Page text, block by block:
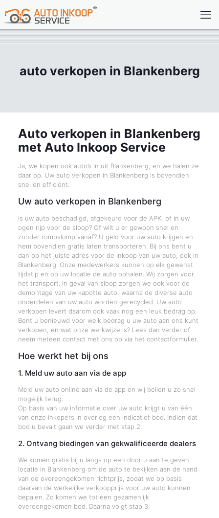
auto verkopen in Blankenberg
Auto verkopen in Blankenberg
met Auto Inkoop Service
Ja, we kopen ook auto’s in uit Blankenberg, en we halen ze
daar op. Uw auto verkopen in Blankenberg is bovendien
snel en efficiënt.
Uw auto verkopen in Blankenberg
Is uw auto beschadigd, afgekeurd voor de APK, of in uw
ogen rijp voor de sloop? Of wilt u er gewoon snel en
zonder rompslomp vanaf? U geld voor uw auto krijgen en
hem bovendien gratis laten transporteren. Bij ons bent u
dan op het juiste adres voor de inkoop van uw auto, ook in
Blankenberg. Onze medewerkers kunnen op elk gewenst
tijdstip en op uw locatie de auto ophalen. Wij zorgen voor
het transport. In geval van sloop zorgen we ook voor de
demontage van uw kapotte auto, waarna de diverse auto
onderdelen van uw auto worden gerecycled. Uw auto
verkopen levert daarom ook vaak nog een leuk bedrag op.
Bent u benieuwd voor welk bedrag u uw auto aan ons kunt
verkopen, en wat onze werkwijze is? Lees dan verder of
neem meteen contact met ons op via het contactformulier.
Hoe werkt het bij ons
1. Meld uw auto aan via de app
Meld uw auto online aan via de app en wij bellen u zo snel
mogelijk terug.
Op basis van uw informatie over uw auto krijgt u van één
van onze inkopers in overleg een indicatief bod. Indien dat
bod u bevalt gaan we verder met stap 2.
2. Ontvang biedingen van gekwalificeerde dealers
We komen gratis bij u langs op een door u aan te geven
locatie in Blankenberg om de auto te bekijken aan de hand
van de overeengekomen richtprijs, zodat we op basis
daarvan de werkelijke verkoopprijs voor uw auto kunnen
bepalen. Zo komen we tot een gezamenlijk
overeengekomen bod. Daarna volgt stap 3.